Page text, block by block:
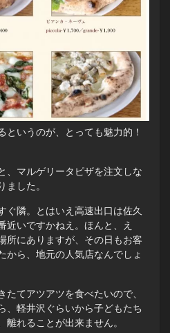
というのが、とっても魅力的！
、マルゲリータピザを注文しな
ました。
ぐ隣。とはいえ高速出口は佐久
近いですかねえ。ほんと、え
所にありますが、その日もお客
から、地元の人気店なんでしょ
たてアツアツを食べたいので、
、軽井沢ぐらいから子どもたち
れることが出来ません。